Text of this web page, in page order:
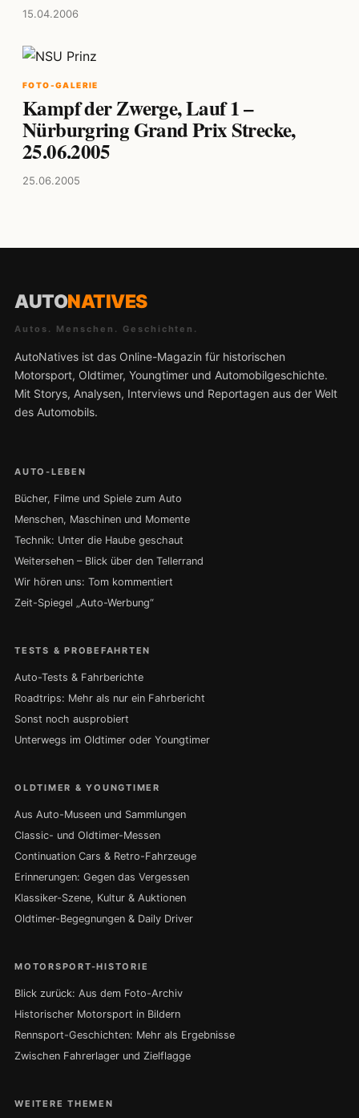
15.04.2006
FOTO-GALERIE
Kampf der Zwerge, Lauf 1 –
Nürburgring Grand Prix Strecke,
25.06.2005
25.06.2005
AUTONATIVES
Autos. Menschen. Geschichten.
AutoNatives ist das Online-Magazin für historischen
Motorsport, Oldtimer, Youngtimer und Automobilgeschichte.
Mit Storys, Analysen, Interviews und Reportagen aus der Welt
des Automobils.
AUTO-LEBEN
Bücher, Filme und Spiele zum Auto
Menschen, Maschinen und Momente
Technik: Unter die Haube geschaut
Weitersehen – Blick über den Tellerrand
Wir hören uns: Tom kommentiert
Zeit-Spiegel „Auto-Werbung“
TESTS & PROBEFAHRTEN
Auto-Tests & Fahrberichte
Roadtrips: Mehr als nur ein Fahrbericht
Sonst noch ausprobiert
Unterwegs im Oldtimer oder Youngtimer
OLDTIMER & YOUNGTIMER
Aus Auto-Museen und Sammlungen
Classic- und Oldtimer-Messen
Continuation Cars & Retro-Fahrzeuge
Erinnerungen: Gegen das Vergessen
Klassiker-Szene, Kultur & Auktionen
Oldtimer-Begegnungen & Daily Driver
MOTORSPORT-HISTORIE
Blick zurück: Aus dem Foto-Archiv
Historischer Motorsport in Bildern
Rennsport-Geschichten: Mehr als Ergebnisse
Zwischen Fahrerlager und Zielflagge
WEITERE THEMEN